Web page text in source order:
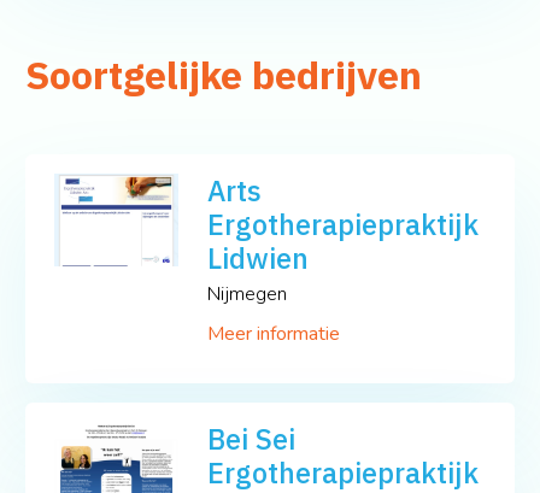
Soortgelijke bedrijven
Arts
Ergotherapiepraktijk
Lidwien
Nijmegen
Meer informatie
Bei Sei
Ergotherapiepraktijk